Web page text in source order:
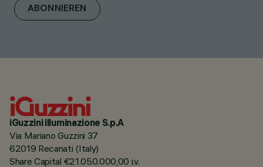
ABONNIEREN
iGuzzini illuminazione S.p.A
Via Mariano Guzzini 37
62019 Recanati (Italy)
Share Capital €21.050.000,00 i.v.